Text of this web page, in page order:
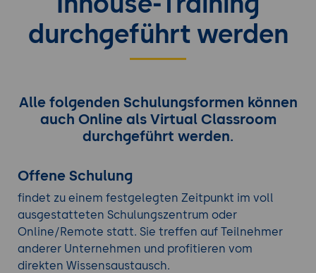
durchgeführt werden
Alle folgenden Schulungsformen können
auch Online als Virtual Classroom
durchgeführt werden.
Offene Schulung
findet zu einem festgelegten Zeitpunkt im voll
ausgestatteten Schulungszentrum oder
Online/Remote statt. Sie treffen auf Teilnehmer
anderer Unternehmen und profitieren vom
direkten Wissensaustausch.